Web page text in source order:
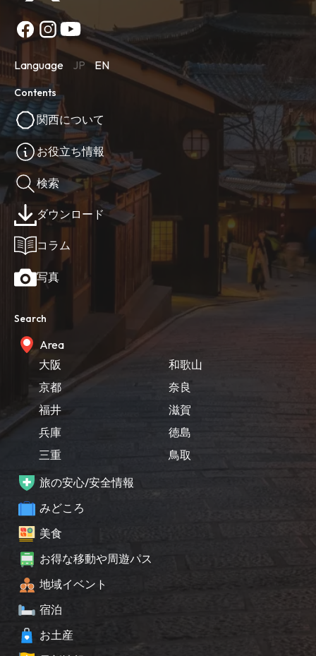
Language JP EN
Contents
関西について
お役立ち情報
検索
ダウンロード
コラム
写真
Search
Area
大阪
京都
福井
兵庫
三重
和歌山
奈良
滋賀
徳島
鳥取
旅の安心/安全情報
みどころ
美食
お得な移動や周遊パス
地域イベント
宿泊
お土産